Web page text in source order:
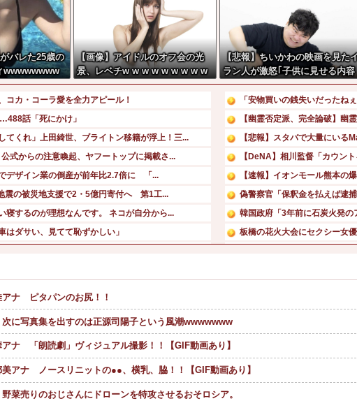
バレた25歳の
wwwwwwww
【画像】アイドルのオフ会の光
景、レベチw w w w w w w w w
w w
【悲報】ちいかわの映画を見た
ラン人が激怒｢子供に見せる内容
じゃない｡悪影響は計り知れな
い｣←これw w w w w w w w w
コカ・コーラ愛を全力アピール！
話「死にかけ」
てくれ」上田綺世、ブライトン移籍が浮上！三...
公式からの注意喚起、ヤフートップに掲載さ...
デザイン業の倒産が前年比2.7倍に 「...
震の被災地支援で2・5億円寄付へ 第1工...
寝するのが理想なんです。 ネコが自分から...
はダサい、見てて恥ずかしい」
生写真ｷﾀ━━━(ﾟ∀ﾟ)━━━!!
TIME』に出演 芸能活動再開後、...
「安物買いの銭失いだったね
【幽霊否定派、完全論破】幽
【悲報】スタバで大量にいる
【DeNA】相川監督「カウン
【速報】イオンモール熊本の
偽警察官「保釈金を払えば逮
韓国政府「3年前に石炭火発
板橋の花火大会にセクシー女
【画像】田中みな実さん、妊
アナ ピタパンのお尻！！
次に写真集を出すのは正源司陽子という風潮wwwwwww
ナ 「朗読劇」ヴィジュアル撮影！！【GIF動画あり】
美アナ ノースリニットの●●、横乳、脇！！【GIF動画あり】
野菜売りのおじさんにドローンを特攻させるおそロシア。